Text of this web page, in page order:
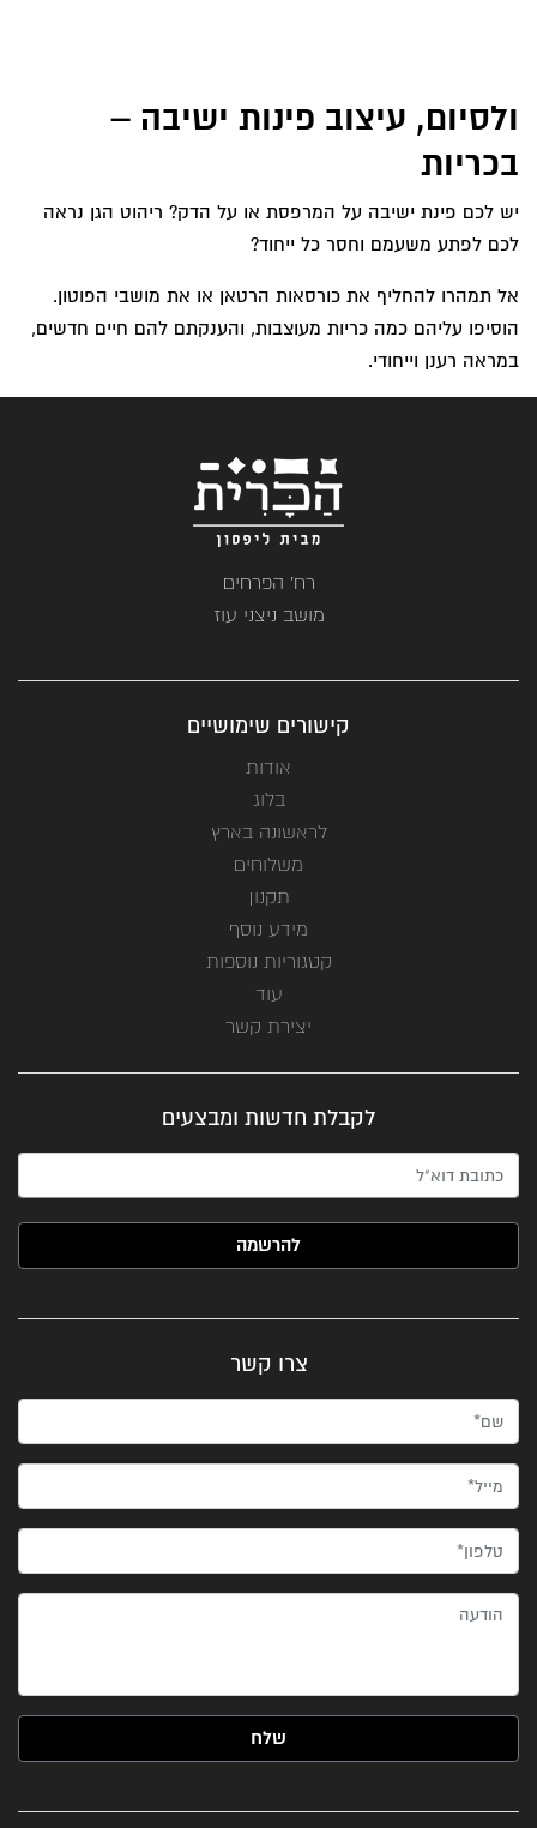
ולסיום, עיצוב פינות ישיבה –
בכריות
יש לכם פינת ישיבה על המרפסת או על הדק? ריהוט הגן נראה
לכם לפתע משעמם וחסר כל ייחוד?
אל תמהרו להחליף את כורסאות הרטאן או את מושבי הפוטון.
הוסיפו עליהם כמה כריות מעוצבות, והענקתם להם חיים חדשים,
במראה רענן וייחודי.
רח' הפרחים
מושב ניצני עוז
קישורים שימושיים
אודות
בלוג
לראשונה בארץ
משלוחים
תקנון
מידע נוסף
קטגוריות נוספות
עוד
יצירת קשר
לקבלת חדשות ומבצעים
האימייל שלך (חובה)
צרו קשר